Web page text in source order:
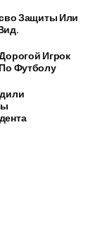
Защиты Или
Игрок
Футболу